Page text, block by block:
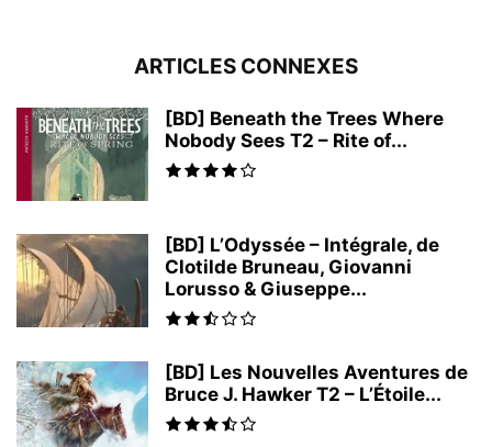
ARTICLES CONNEXES
[BD] Beneath the Trees Where
Nobody Sees T2 – Rite of...
[BD] L’Odyssée – Intégrale, de
Clotilde Bruneau, Giovanni
Lorusso & Giuseppe...
[BD] Les Nouvelles Aventures de
Bruce J. Hawker T2 – L’Étoile...